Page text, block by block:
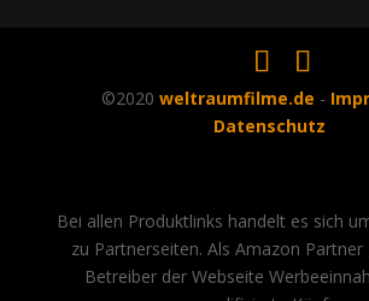
©2020 weltraumfilme.de -
Datenschutz
Bei allen Produktlinks handelt es sich
zu Partnerseiten. Als Amazon
Betreiber der Webseite